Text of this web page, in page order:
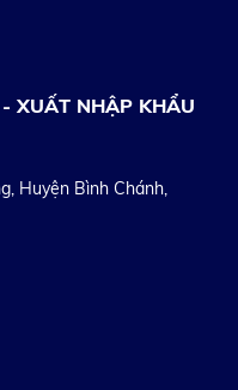
XUẤT NHẬP KHẨU
Huyện Bình Chánh,